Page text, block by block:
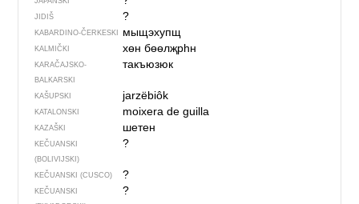
JIDIŠ ?
KABARDINO-ČERKESKI мыщэхупщ
KALMIČKI хөн бөөлҗрһн
KARAČAJSKO-
BALKARSKI
такъюзюк
KAŠUPSKI jarzëbiôk
KATALONSKI moixera de guilla
KAZAŠKI шетен
KEČUANSKI
(BOLIVIJSKI)
?
KEČUANSKI (CUSCO) ?
KEČUANSKI
?